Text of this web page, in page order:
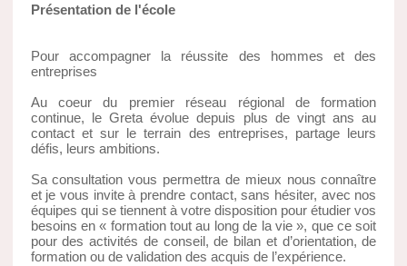
Présentation de l'école
Pour accompagner la réussite des hommes et des
entreprises
Au coeur du premier réseau régional de formation
continue, le Greta évolue depuis plus de vingt ans au
contact et sur le terrain des entreprises, partage leurs
défis, leurs ambitions.
Sa consultation vous permettra de mieux nous connaître
et je vous invite à prendre contact, sans hésiter, avec nos
équipes qui se tiennent à votre disposition pour étudier vos
besoins en « formation tout au long de la vie », que ce soit
pour des activités de conseil, de bilan et d’orientation, de
formation ou de validation des acquis de l’expérience.